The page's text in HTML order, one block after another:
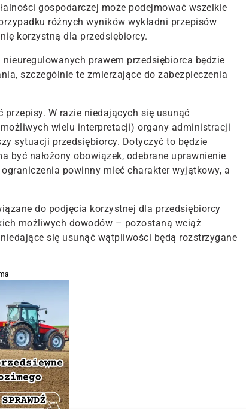
gospodarczej może podejmować wszelkie
różnych wyników wykładni przepisów
korzystną dla przedsiębiorcy.
prawem przedsiębiorca będzie
szczególnie te zmierzające do zabezpieczenia
przepisy. W razie niedających się usunąć
wielu interpretacji) organy administracji
sytuacji przedsiębiorcy. Dotyczyć to będzie
być nałożony obowiązek, odebrane uprawnienie
powinny mieć charakter wyjątkowy, a
do podjęcia korzystnej dla przedsiębiorcy
możliwych dowodów – pozostaną wciąż
się usunąć wątpliwości będą rozstrzygane